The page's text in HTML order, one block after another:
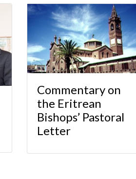
Commentary on
the Eritrean
Bishops’ Pastoral
Letter